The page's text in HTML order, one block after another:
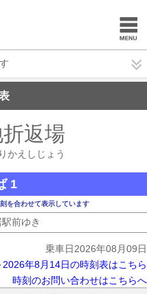
返場
かえしじょう
1
を合わせて表示しています
前ゆき
乗車日2026年08月09日
年8月14日の時刻表はこちら
時刻のお問い合わせはこちらへ